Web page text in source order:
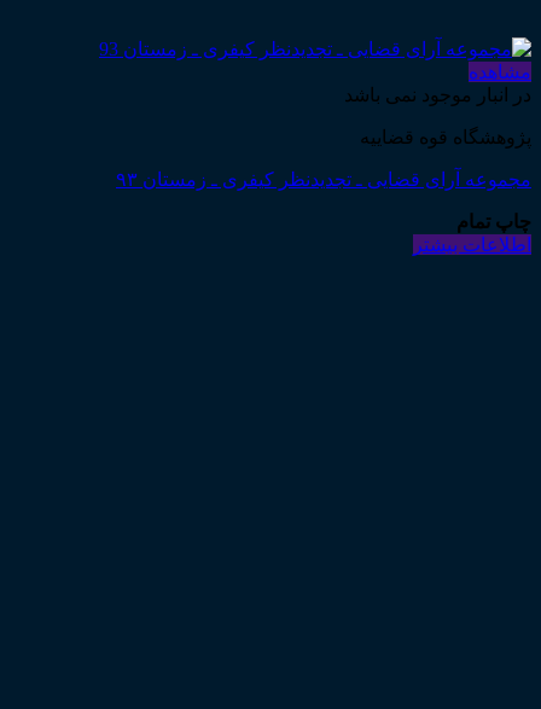
مشاهده
در انبار موجود نمی باشد
پژوهشگاه قوه قضاییه
مجموعه آرای قضایی ـ تجدیدنظر کیفری ـ زمستان ۹۳
چاپ تمام
اطلاعات بیشتر